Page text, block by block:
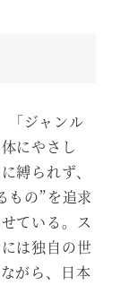
「ジャンル
にやさし
縛られず、
もの”を追求
ている。ス
は独自の世
がら、日本